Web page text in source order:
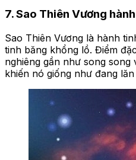
7. Sao Thiên Vương
Sao Thiên Vương là hành
tinh băng khổng lồ. Điểm
nghiêng gần như song song
khiến nó giống như đang